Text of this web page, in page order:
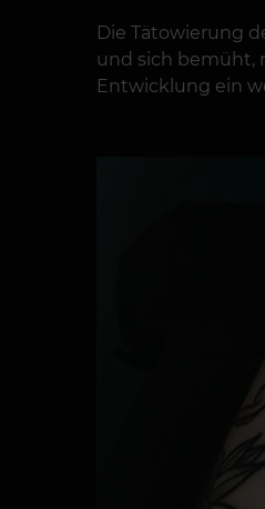
Die Tätowierung
und sich bemüht,
Entwicklung ein